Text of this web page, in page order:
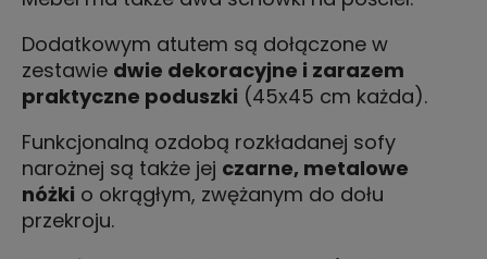
Dodatkowym atutem są dołączone w
zestawie dwie dekoracyjne i zarazem
praktyczne poduszki (45x45 cm każda).
Funkcjonalną ozdobą rozkładanej sofy
narożnej są także jej czarne, metalowe
nóżki o okrągłym, zwężanym do dołu
przekroju.